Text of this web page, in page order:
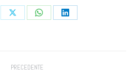
CondividiCondividiCondividi
PRECEDENTE